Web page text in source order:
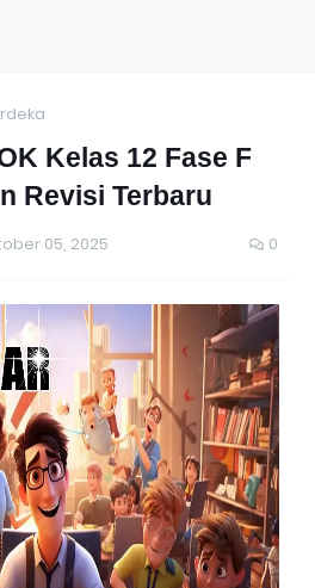
Kelas 12 Fase F
Revisi Terbaru
05, 2025 0